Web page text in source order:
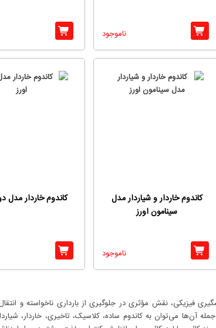
ناموجود
کاندوم خاردار و شیاردار مدل
سینامون اورز
ناموجود
کاندوم خاردار مدل
فیزیکی، نقش مؤثری در جلوگیری از بارداری ناخواسته و
می‌توان به کاندوم ساده، کلاسیک، تاخیری، خاردار،